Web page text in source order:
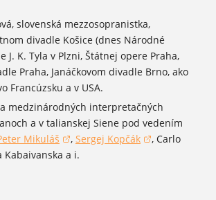
slovenská mezzosopranistka,
divadle Košice (dnes Národné
J. K. Tyla v Plzni, Štátnej opere Praha,
Praha, Janáčkovom divadle Brno, ako
Francúzsku a v USA.
medzinárodných interpretačných
a v talianskej Siene pod vedením
Mikuláš
sa v novom okne)
, Sergej Kopčák
(otvorí sa v novom okne)
, Carlo
Kabaivanska a i.